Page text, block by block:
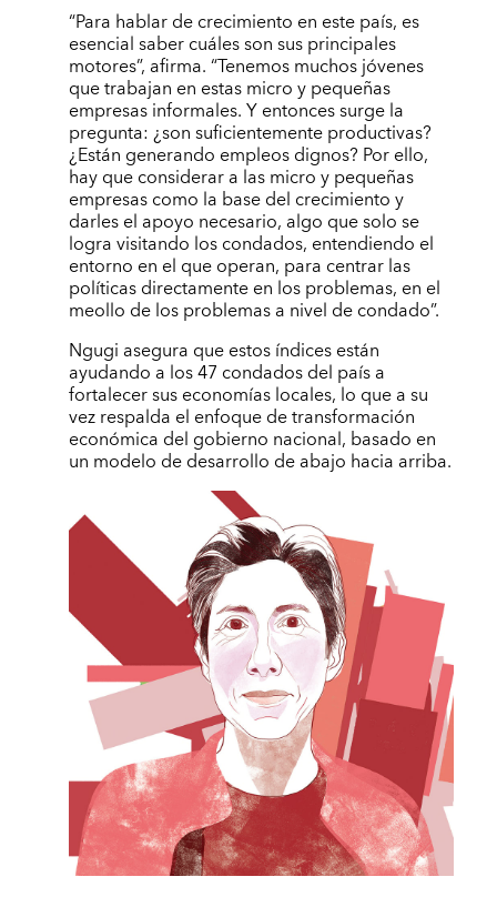
“Para hablar de crecimiento en este país, es
esencial saber cuáles son sus principales
motores”, ­afirma. “Tenemos muchos jóvenes
que trabajan en estas micro y pequeñas
empresas informales. Y entonces surge la
pregunta: ¿son suficientemente productivas?
¿Están generando empleos dignos? Por ello,
hay que considerar a las micro y pequeñas
empresas como la base del crecimiento y
darles el apoyo necesario, algo que solo se
logra visitando los condados, entendiendo el
entorno en el que operan, para centrar las
políticas directamente en los problemas, en el
meollo de los problemas a nivel de condado”.
Ngugi asegura que estos índices están
ayudando a los 47 condados del país a
fortalecer sus economías locales, lo que a su
vez respalda el enfoque de transformación
económica del gobierno nacional, basado en
un modelo de desarrollo de abajo hacia arriba.